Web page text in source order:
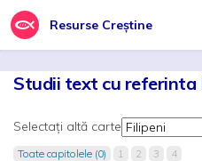
Resurse Creștine
Studii text cu referinta
Selectați altă carte
Toate capitolele (0) 1 2 3 4